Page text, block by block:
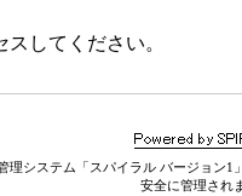
してください。
理システム「スパイラル バージョン1
安全に管理され